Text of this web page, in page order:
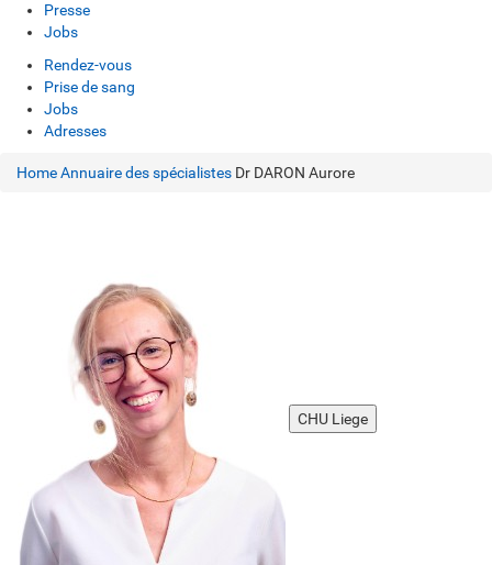
Presse
Jobs
Rendez-vous
Prise de sang
Jobs
Adresses
HomeAnnuaire des spécialistes Dr DARON Aurore
CHU Liege